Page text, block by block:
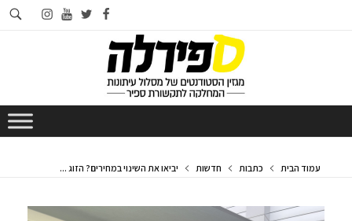
facebook
twitter
youtube
instagram
עמוד הבית כתבות חדשות יביאו את השינוי במחירים? הזוג ...